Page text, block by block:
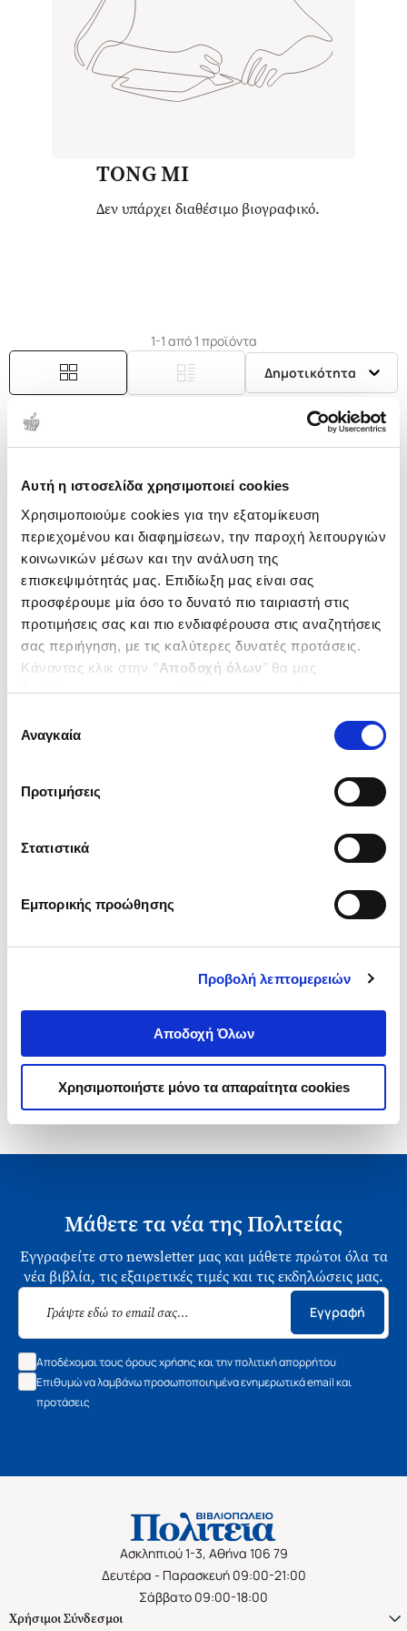
Αυτή η ιστοσελίδα χρησιμοποιεί cookies
Χρησιμοποιούμε cookies για την εξατομίκευση
περιεχομένου και διαφημίσεων, την παροχή λειτουργιών
κοινωνικών μέσων και την ανάλυση της
επισκεψιμότητάς μας. Επιδίωξη μας είναι σας
προσφέρουμε μία όσο το δυνατό πιο ταιριαστή στις
προτιμήσεις σας και πιο ενδιαφέρουσα στις αναζητήσεις
σας περιήγηση, με τις καλύτερες δυνατές προτάσεις.
Κάνοντας κλικ στην ‘’Αποδοχή όλων’’ θα μας
βοηθήσετε να ανταποκριθούμε στα παραπάνω.
ενδιαφέρουν και να επιλέξετε από τα παρακάτω με την
΄΄και να ενημερωθείτε σχετικά με
συγκατάθεσης
Αναγκαία
Προτιμήσεις
Στατιστικά
Εμπορικής προώθησης
Προβολή λεπτομερειών
Αποδοχή Όλων
Χρησιμοποιήστε μόνο τα απαραίτητα cookies
TONG MI
Δεν υπάρχει διαθέσιμο βιογραφικό.
1-1 από 1 προϊόντα
Δημοτικότητα
(0)
Το μεγάλο 3D βιβλίο των
δεινοσαύρων (σκληρόδετη
Κωδ. Πολιτείας:
25.00€
Προηγούμενη Τιμή
17
1-1 από 1 προϊόντα
Μάθετε τα νέα της Πολιτείας
Εγγραφείτε στο newsletter μας και μάθετε πρώτοι όλα τα
νέα βιβλία, τις εξαιρετικές τιμές και τις εκδηλώσεις μας.
Εγγραφή
Αποδέχομαι τους όρους χρήσης και την πολιτική απορρήτου
Επιθυμώ να λαμβάνω προσωποποιημένα ενημερωτικά email και
προτάσεις
Ασκληπιού 1-3, Αθήνα 106 79
Δευτέρα - Παρασκευή 09:00-21:00
Σάββατο 09:00-18:00
Χρήσιμοι Σύνδεσμοι